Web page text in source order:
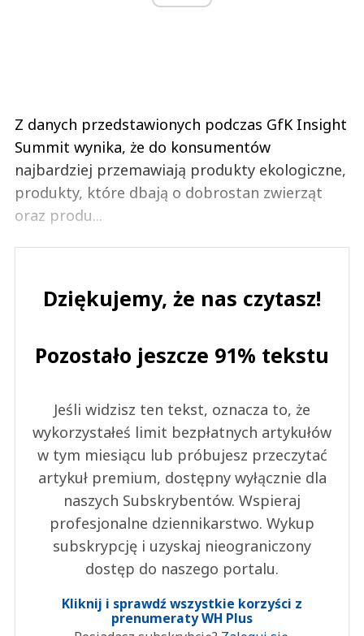
Z danych przedstawionych podczas GfK Insight
Summit wynika, że do konsumentów
najbardziej przemawiają produkty ekologiczne,
produkty, które dbają o dobrostan zwierząt
oraz produ...
Dziękujemy, że nas czytasz!
Pozostało jeszcze 91% tekstu
Jeśli widzisz ten tekst, oznacza to, że
wykorzystałeś limit bezpłatnych artykułów
w tym miesiącu lub próbujesz przeczytać
artykuł premium, dostępny wyłącznie dla
naszych Subskrybentów. Wspieraj
profesjonalne dziennikarstwo. Wykup
subskrypcję i uzyskaj nieograniczony
dostęp do naszego portalu.
Kliknij i sprawdź wszystkie korzyści z
prenumeraty WH Plus